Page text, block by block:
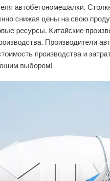
автобетономешалки.
снижая цены на свою
ресурсы. Китайские
Производители
производства и
выбором!